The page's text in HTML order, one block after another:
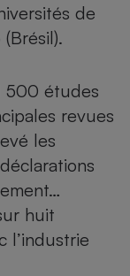
de
500 études
revues
les
huit
l’industrie
de cuisson à
induction
mobile -
Smartphone
électrique
Climatiseur -